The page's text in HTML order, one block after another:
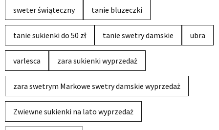
sweter świąteczny tanie bluzeczki
tanie sukienki do 50 zł tanie swetry damskie ubra
varlesca zara sukienki wyprzedaż
zara swetrym Markowe swetry damskie wyprzedaż
Zwiewne sukienki na lato wyprzedaż